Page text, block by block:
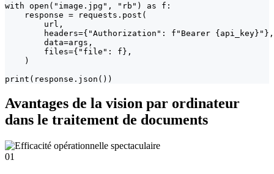
with open("image.jpg", "rb") as f:
    response = requests.post(
        url,
        headers={"Authorization": f"Bearer {api_key}"},
        data=args,
        files={"file": f},
    )
print(response.json())
Avantages de la vision par ordinateur
dans le traitement de documents
01